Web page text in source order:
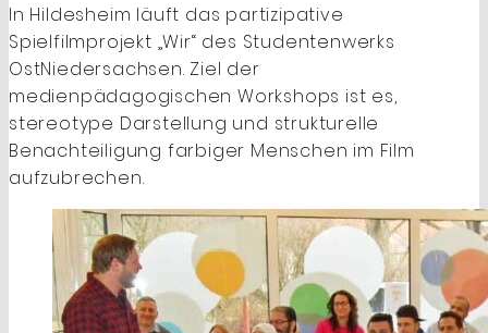
In Hildesheim läuft das partizipative
Spielfilmprojekt „Wir“ des Studentenwerks
OstNiedersachsen. Ziel der
medienpädagogischen Workshops ist es,
stereotype Darstellung und strukturelle
Benachteiligung farbiger Menschen im Film
aufzubrechen.